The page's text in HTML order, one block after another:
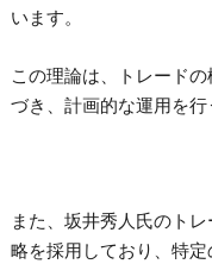
います。
この理論は、トレード
づき、計画的な運用を行
また、坂井秀人氏のト
略を採用しており、特